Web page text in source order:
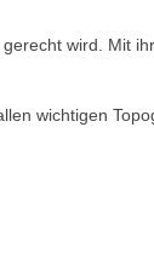
wird. Mit
wichtigen